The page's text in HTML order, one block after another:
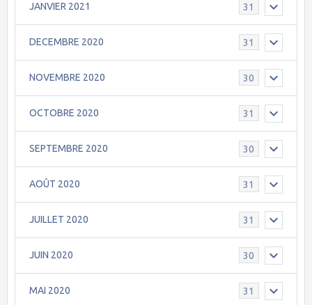
JANVIER 2021 31
DECEMBRE 2020 31
NOVEMBRE 2020 30
OCTOBRE 2020 31
SEPTEMBRE 2020 30
AOÛT 2020 31
JUILLET 2020 31
JUIN 2020 30
MAI 2020 31